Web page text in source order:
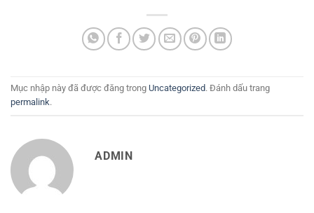
Mục nhập này đã được đăng trong Uncategorized. Đánh dấu trang
permalink.
ADMIN